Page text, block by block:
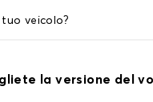
veicolo?
la versione del